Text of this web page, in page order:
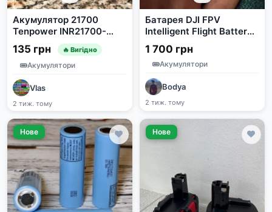
Акумулятор 21700
Tenpower INR21700-
50ME 5000 мА 15A
135 грн 🔥 Вигідно
Акумулятори
Vlas
2 тиж. тому
Батарея DJI FPV
Intelligent Flight Battery
Goggles Battery
2600mAh
1 700 грн
Акумулятори
Bodya
2 тиж. тому
Нове Нове